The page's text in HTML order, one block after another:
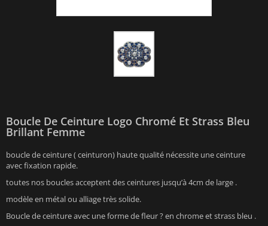
Boucle De Ceinture Logo Chromé Et Strass Bleu
Brillant Femme
boucle de ceinture ( ceinturon) haute qualité nécessite une ceinture
avec fixation rapide.
toutes nos boucles acceptent des ceintures jusqu’à 4cm de large .
modèle en métal ou alliage très solide.
Boucle de ceinture avec une forme de fleur ? en chrome et strass bleu .